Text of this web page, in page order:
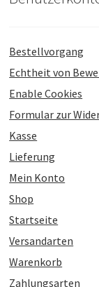
Bestellvorgang
Echtheit von
Enable Cookies
Formular zur
Kasse
Lieferung
Mein Konto
Shop
Startseite
Versandarten
Warenkorb
Zahlungsarten